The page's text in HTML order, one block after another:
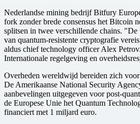
Nederlandse mining bedrijf Bitfury
fork zonder brede consensus het Bitcoin
splitsen in twee verschillende chains.
van quantum-resistente cryptografie
aldus chief technology officer Alex Petrov.
Internationale regelgeving en
Overheden wereldwijd bereiden zich
De Amerikaanse National Security
aanbevelingen uitgegeven voor post-
de Europese Unie het Quantum
financiert met 1 miljard euro.